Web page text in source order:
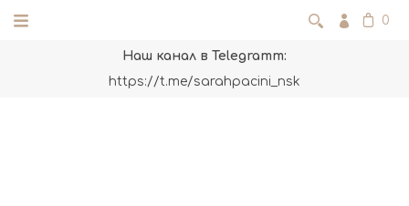
0
Наш канал в Telegramm:
https://t.me/sarahpacini_nsk